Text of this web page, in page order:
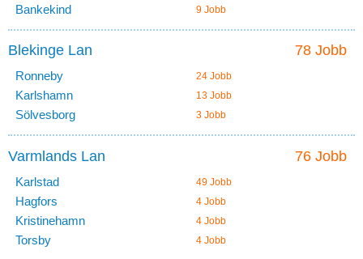
Bankekind 9 Jobb
78 Jobb
Blekinge Lan
Ronneby 24 Jobb
Karlshamn 13 Jobb
Sölvesborg 3 Jobb
76 Jobb
Varmlands Lan
Karlstad 49 Jobb
Hagfors 4 Jobb
Kristinehamn 4 Jobb
Torsby 4 Jobb